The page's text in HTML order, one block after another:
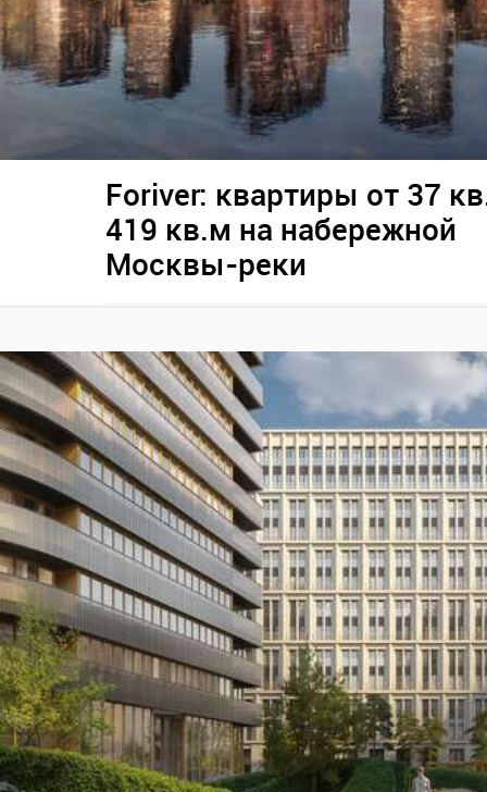
Foriver: квартиры от 37
419 кв.м на набережной
Москвы-реки